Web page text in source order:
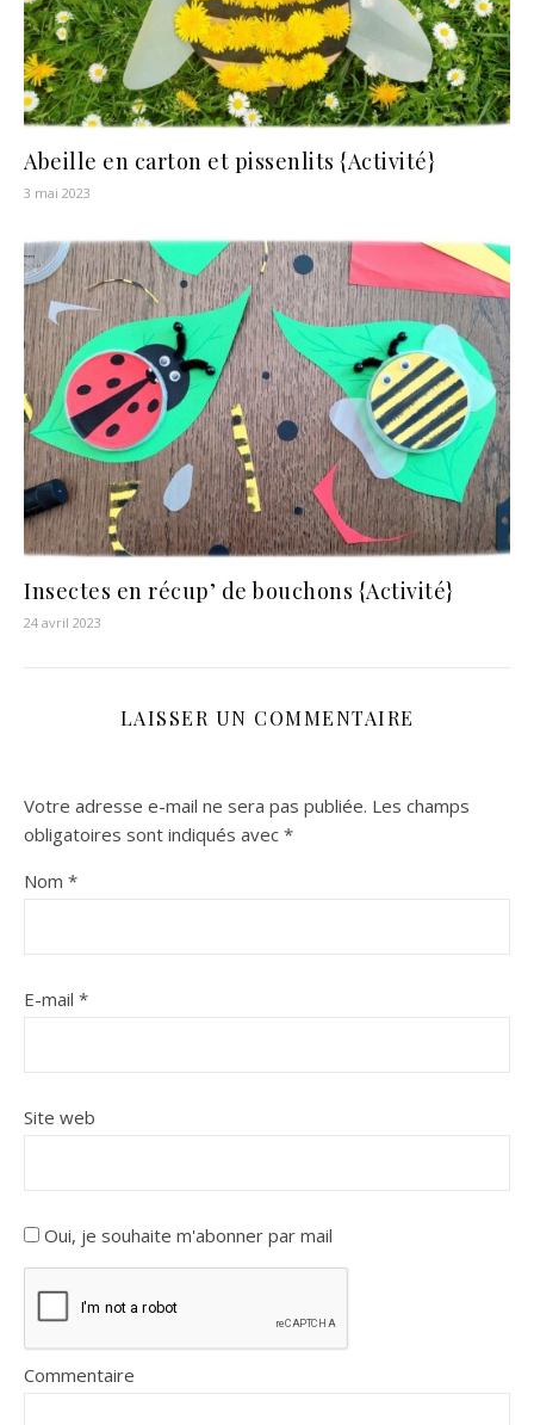
Abeille en carton et pissenlits {Activité}
3 mai 2023
Insectes en récup’ de bouchons {Activité}
24 avril 2023
LAISSER UN COMMENTAIRE
Votre adresse e-mail ne sera pas publiée. Les champs
obligatoires sont indiqués avec *
Nom *
E-mail *
Site web
Oui, je souhaite m'abonner par mail
Commentaire